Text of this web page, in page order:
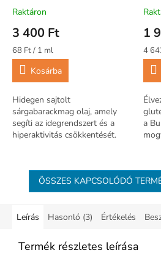
Raktáron
3 400 Ft
Egységár:
68 Ft / 1 ml
Kosárba
Hidegen sajtolt
sárgabarackmag olaj, amely
segíti az idegrendszert és a
hiperaktivitás csökkentését.
1
4
a
ÖSSZES KAPCSOLÓDÓ
Leírás Hasonló (3) Értékelés
Termék részletes leírása